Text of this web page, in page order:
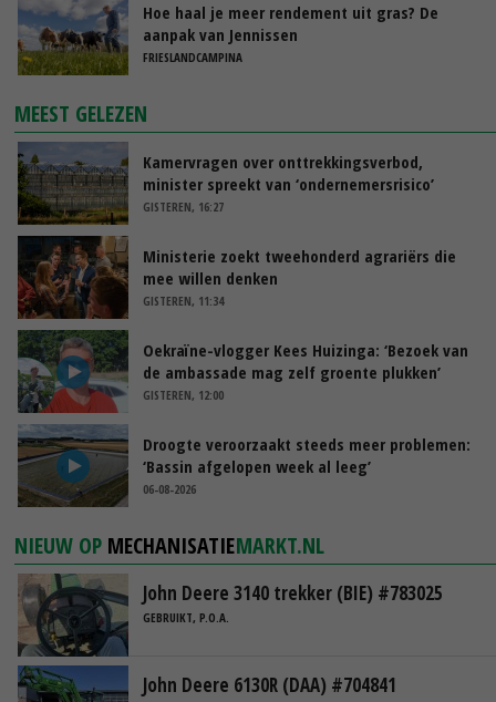
Hoe haal je meer rendement uit gras? De
aanpak van Jennissen
FRIESLANDCAMPINA
MEEST GELEZEN
Kamervragen over onttrekkingsverbod,
minister spreekt van ‘ondernemersrisico’
GISTEREN, 16:27
Ministerie zoekt tweehonderd agrariërs die
mee willen denken
GISTEREN, 11:34
Oekraïne-vlogger Kees Huizinga: ‘Bezoek van
de ambassade mag zelf groente plukken’
GISTEREN, 12:00
Droogte veroorzaakt steeds meer problemen:
‘Bassin afgelopen week al leeg’
06-08-2026
NIEUW OP MECHANISATIEMARKT.NL
John Deere 3140 trekker (BIE) #783025
GEBRUIKT, P.O.A.
John Deere 6130R (DAA) #704841